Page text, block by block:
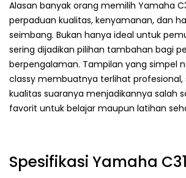
Alasan banyak orang memilih Yamaha
perpaduan kualitas, kenyamanan, dan
seimbang. Bukan hanya ideal untuk
sering dijadikan pilihan tambahan bagi
berpengalaman. Tampilan yang simpel
classy membuatnya terlihat
kualitas suaranya menjadikannya salah
favorit untuk belajar maupun latihan
Spesifikasi Yamaha